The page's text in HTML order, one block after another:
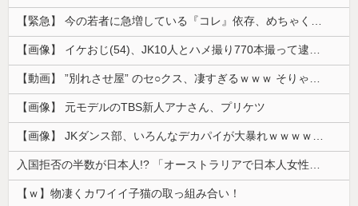
【緊急】 今の若者に急増している『コレ』依存、めちゃくちゃ深刻な模様w w w w w w w w w w
【画像】 イケおじ(54)、JK10人とハメ撮り770本撮って逮捕ｗｗｗｗｗｗｗ
【動画】 ”別れさせ屋” のセ○クス、凄すぎるｗｗｗ そりゃ肉便器に堕ちるわｗｗｗ
【画像】 元モデルのTBS新人アナさん、プリケツ
【画像】 JKダンス部、いろんなデカパイが大暴れｗｗｗｗｗｗｗ
入国拒否の半数が日本人!? 「オーストラリアで日本人女性が売春」
【ｗ】物凄くカワイイ子猫の取っ組み合い！